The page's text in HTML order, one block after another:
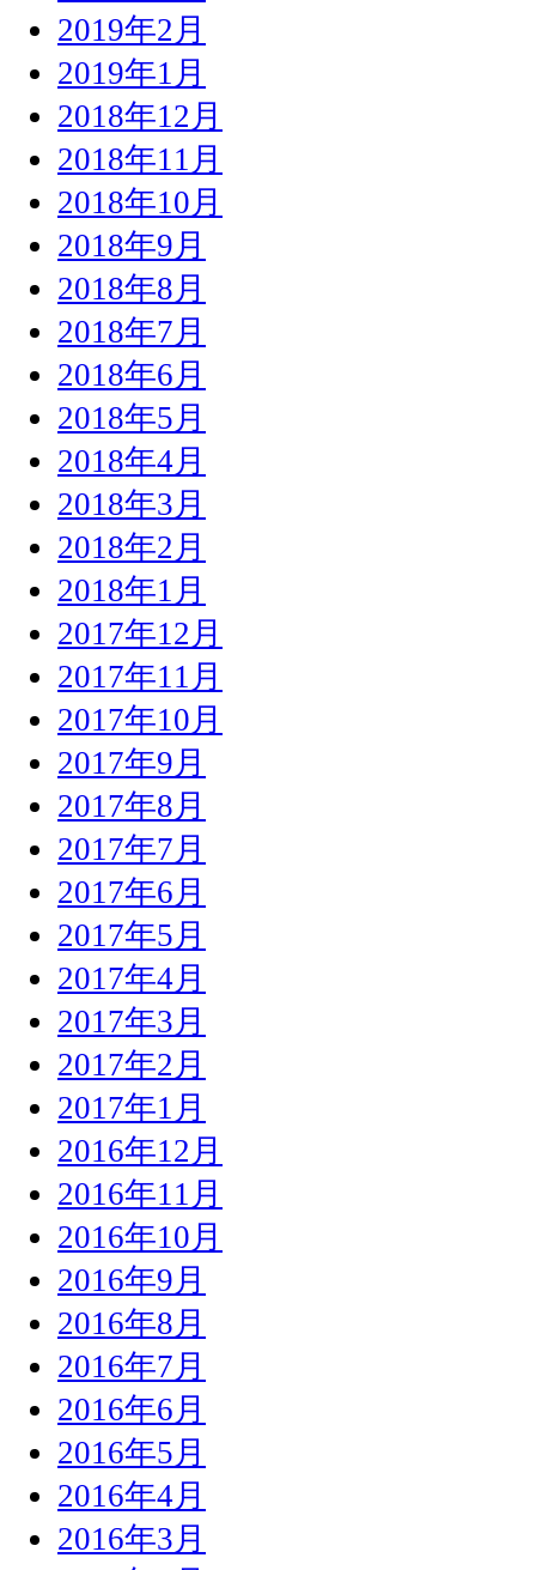
2019年2月
2019年1月
2018年12月
2018年11月
2018年10月
2018年9月
2018年8月
2018年7月
2018年6月
2018年5月
2018年4月
2018年3月
2018年2月
2018年1月
2017年12月
2017年11月
2017年10月
2017年9月
2017年8月
2017年7月
2017年6月
2017年5月
2017年4月
2017年3月
2017年2月
2017年1月
2016年12月
2016年11月
2016年10月
2016年9月
2016年8月
2016年7月
2016年6月
2016年5月
2016年4月
2016年3月